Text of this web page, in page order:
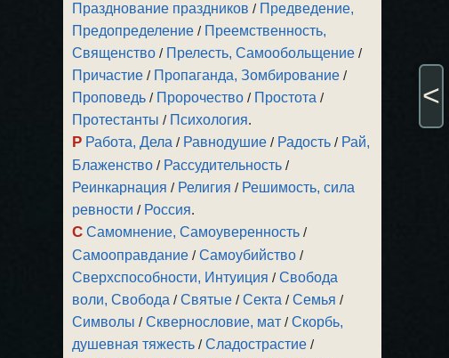
Празднование праздников / Предведение,
Предопределение / Преемственность,
Священство / Прелесть, Самообольщение /
Причастие / Пропаганда, Зомбирование /
Проповедь / Пророчество / Простота /
Протестанты / Психология.
Р Работа, Дела / Равнодушие / Радость / Рай,
Блаженство / Рассудительность /
Реинкарнация / Религия / Решимость, сила
ревности / Россия.
С Самомнение, Самоуверенность /
Самооправдание /Самоубийство /
Сверхспособности, Интуиция /Свобода
воли, Свобода /Святые /Секта /Семья /
Символы /Сквернословие, мат /Скорбь,
душевная тяжесть /Сладострастие /
<